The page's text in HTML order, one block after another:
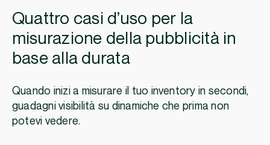
Quattro casi d’uso per la
misurazione della pubblicità in
base alla durata
Quando inizi a misurare il tuo inventory in secondi,
guadagni visibilità su dinamiche che prima non
potevi vedere.